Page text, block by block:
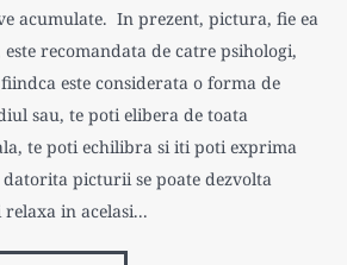
acumulate. In prezent, pictura, fie ea
recomandata de catre psihologi,
este considerata o forma de
sau, te poti elibera de toata
te poti echilibra si iti poti exprima
picturii se poate dezvolta
in acelasi...